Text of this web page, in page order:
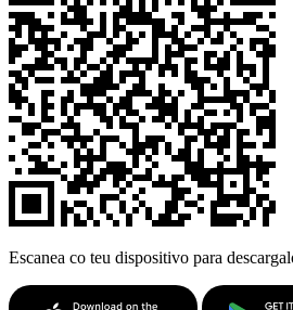
Escanea co teu dispositivo para